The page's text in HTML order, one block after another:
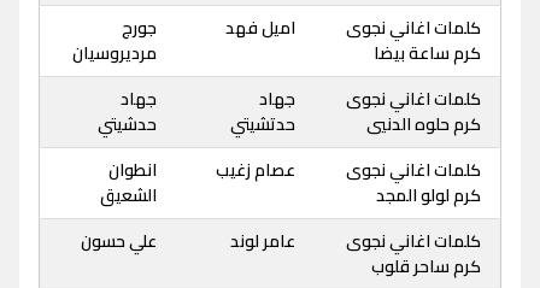
كلمات اغاني نجوى
كرم ساعة بيضا
اميل فهد
جورج
مرديروسيان
كلمات اغاني نجوى
كرم حلوه الدنيي
جهاد
حدتشيتي
جهاد
حدشيتي
كلمات اغاني نجوى
كرم لولو المجد
عصام زغيب
انطوان
الشعيق
كلمات اغاني نجوى
كرم ساحر قلوب
عامر لوند علي حسون